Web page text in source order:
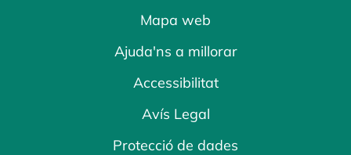
Mapa web
Ajuda'ns a millorar
Accessibilitat
Avís Legal
Protecció de dades